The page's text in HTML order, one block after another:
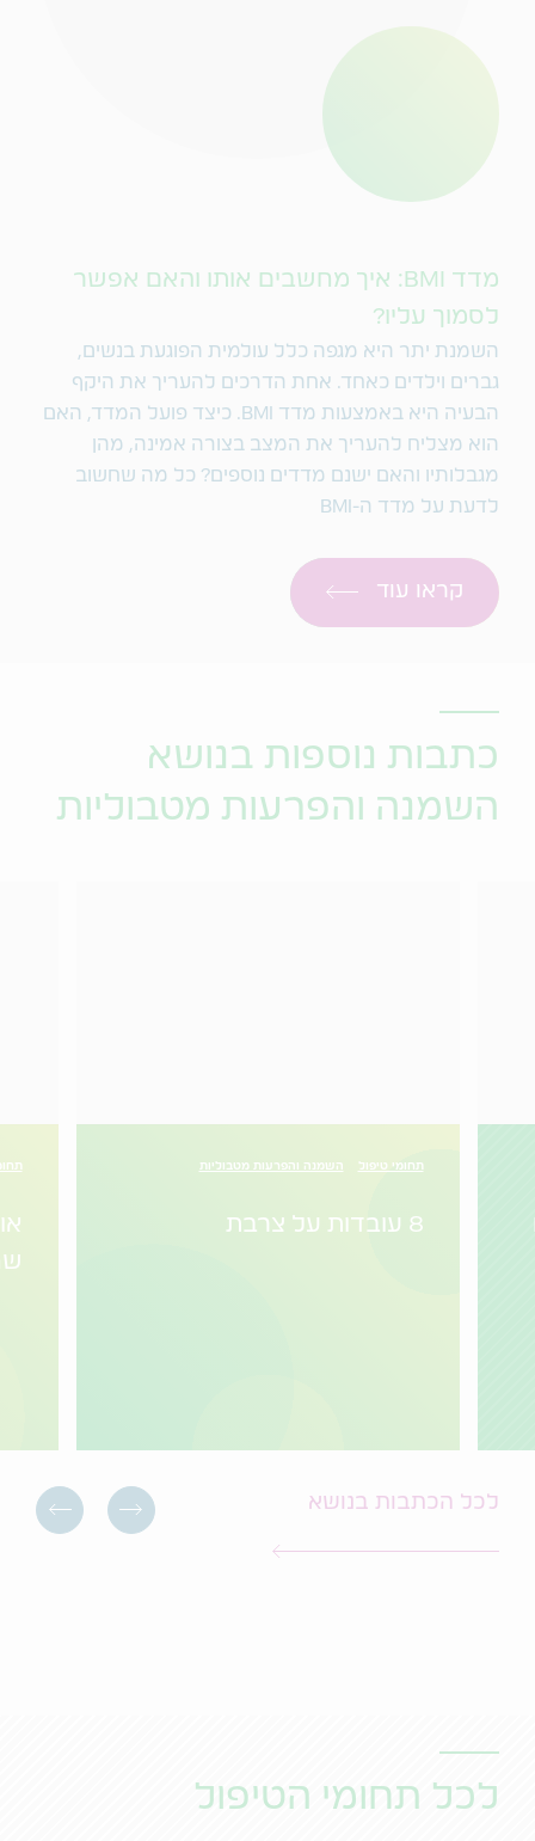
מדד BMI: איך מחשבים אותו והאם אפשר
לסמוך עליו?
השמנת יתר היא מגפה כלל עולמית הפוגעת בנשים,
גברים וילדים כאחד. אחת הדרכים להעריך את היקף
הבעיה היא באמצעות מדד BMI. כיצד פועל המדד, האם
הוא מצליח להעריך את המצב בצורה אמינה, מהן
מגבלותיו והאם ישנם מדדים נוספים? כל מה שחשוב
לדעת על מדד ה-BMI
קראו עוד
כתבות נוספות בנושא
השמנה והפרעות מטבוליות
תחומי טיפול השמנה והפרעות מטבוליות
8 עובדות על צרבת
לכל הכתבות בנושא
לכל תחומי הטיפול